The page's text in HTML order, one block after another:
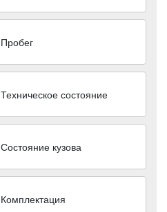
Пробег
Техническое состояние
Состояние кузова
Комплектация